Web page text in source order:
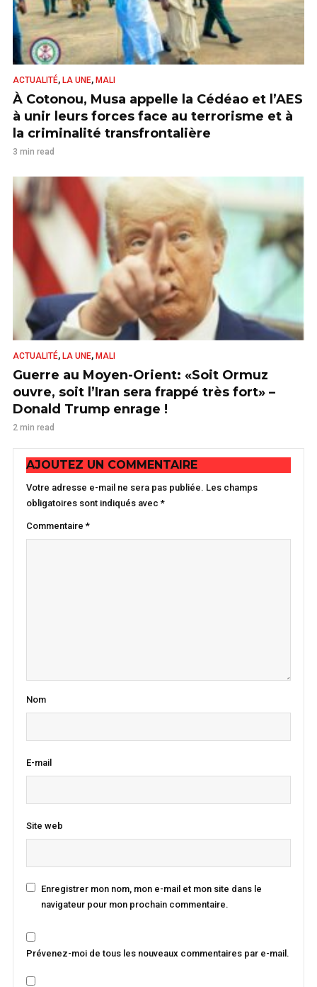
ACTUALITÉ, LA UNE, MALI
À Cotonou, Musa appelle la Cédéao et l’AES
à unir leurs forces face au terrorisme et à
la criminalité transfrontalière
3 min read
ACTUALITÉ, LA UNE, MALI
Guerre au Moyen-Orient: «Soit Ormuz
ouvre, soit l’Iran sera frappé très fort» –
Donald Trump enrage !
2 min read
AJOUTEZ UN COMMENTAIRE
Votre adresse e-mail ne sera pas publiée. Les champs
obligatoires sont indiqués avec *
Commentaire *
Nom
E-mail
Site web
Enregistrer mon nom, mon e-mail et mon site dans le
navigateur pour mon prochain commentaire.
Prévenez-moi de tous les nouveaux commentaires par e-mail.